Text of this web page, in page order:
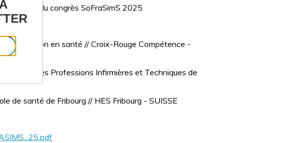
#27 du congrès SoFraSimS 2025
simulation en santé // Croix-Rouge Compétence -
des Professions Infirmières et Techniques de
de santé de Fribourg // HES Fribourg - SUISSE